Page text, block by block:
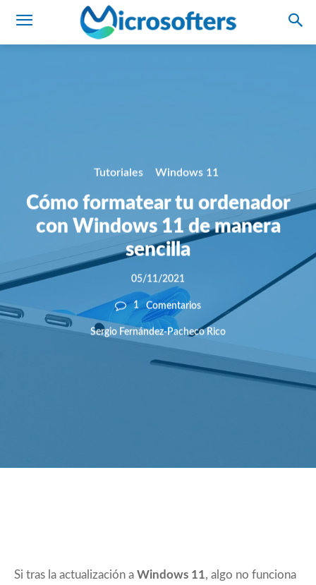
Tutoriales Windows 11
Cómo formatear tu ordenador
con Windows 11 de manera
sencilla
05/11/2021
1 Comentarios
Sergio Fernández-Pacheco Rico
Si tras la actualización a Windows 11, algo no funciona